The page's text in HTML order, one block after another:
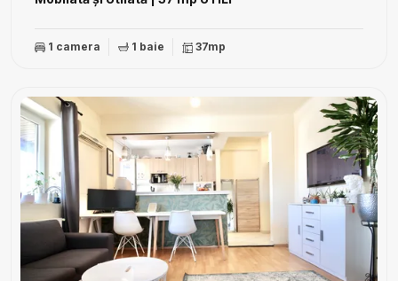
1 camera 1 baie 37mp